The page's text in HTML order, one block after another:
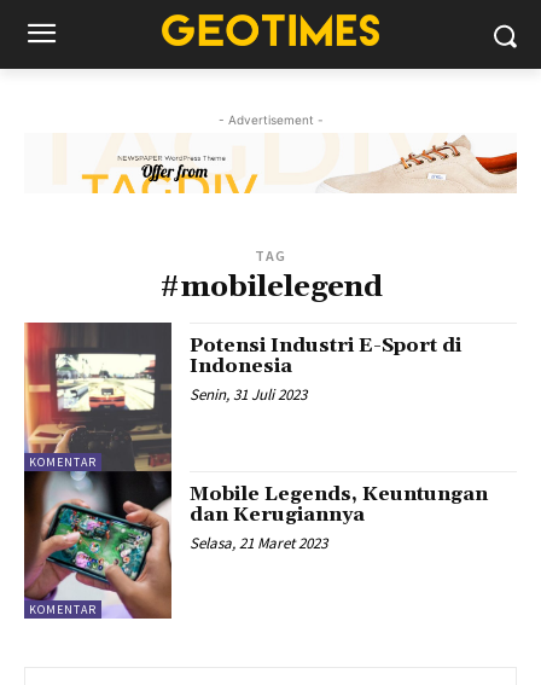
- Advertisement -
TAG
#mobilelegend
KOMENTAR
Potensi Industri E-Sport di
Indonesia
Senin, 31 Juli 2023
KOMENTAR
Mobile Legends, Keuntungan
dan Kerugiannya
Selasa, 21 Maret 2023